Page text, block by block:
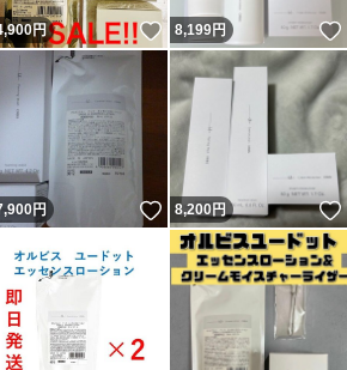
ね！
円 いいね！
8,199円
いね！
円 いいね！
8,200円